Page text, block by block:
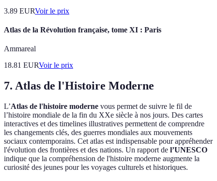
3.89 EURVoir le prix
Atlas de la Révolution française, tome XI : Paris
Ammareal
18.81 EURVoir le prix
7. Atlas de l'Histoire Moderne
L’Atlas de l'histoire moderne vous permet de suivre le fil de
l’histoire mondiale de la fin du XXe siècle à nos jours. Des cartes
interactives et des timelines illustratives permettent de comprendre
les changements clés, des guerres mondiales aux mouvements
sociaux contemporains. Cet atlas est indispensable pour appréhender
l'évolution des frontières et des nations. Un rapport de l’UNESCO
indique que la compréhension de l'histoire moderne augmente la
curiosité des jeunes pour les voyages culturels et historiques.